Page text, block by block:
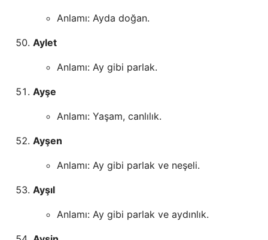
Anlamı: Ayda doğan.
Aylet
Anlamı: Ay gibi parlak.
Ayşe
Anlamı: Yaşam, canlılık.
Ayşen
Anlamı: Ay gibi parlak ve neşeli.
Ayşıl
Anlamı: Ay gibi parlak ve aydınlık.